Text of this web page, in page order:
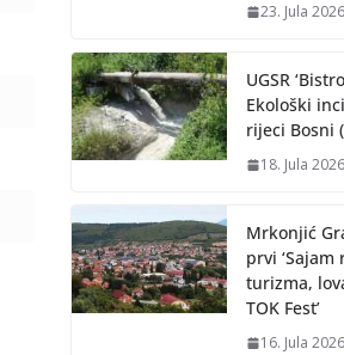
23. Jula
UGSR
Ekološki
rijeci Bosni
18. Jula
Mrkonjić
prvi
turizma,
TOK Fest’
16. Jula